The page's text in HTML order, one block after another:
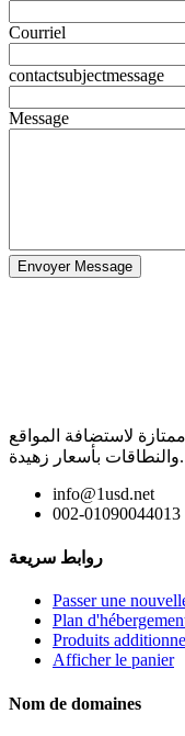
Courriel
contactsubjectmessage
Message
Envoyer Message
لاستضافة المواقع
والنطاقات بأسعار زهيدة.
info@1usd.net
002-01090044013
روابط سريعة
Passer une
Plan
Produits
Afficher le panier
Nom de domaines